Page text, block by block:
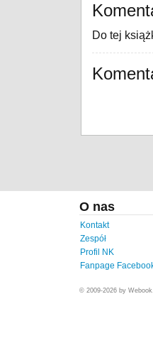
Do tej
O nas
Kontakt
Zespół
Profil NK
Fanpage
© 2009-2026 by